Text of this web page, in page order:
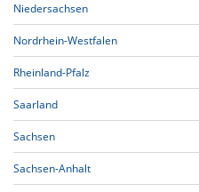
Niedersachsen
Nordrhein-Westfalen
Rheinland-Pfalz
Saarland
Sachsen
Sachsen-Anhalt